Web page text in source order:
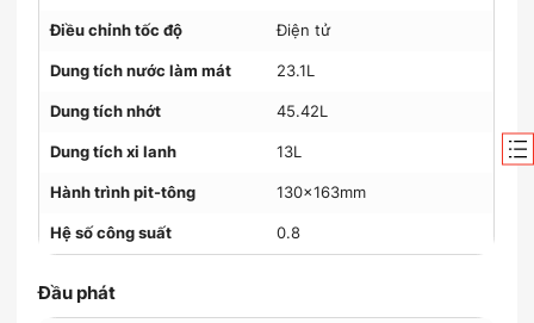
Điều chỉnh tốc độ Điện tử
Dung tích nước làm mát 23.1L
Dung tích nhớt 45.42L
Dung tích xi lanh 13L
Hành trình pit-tông 130x163mm
Hệ số công suất 0.8
Đầu phát